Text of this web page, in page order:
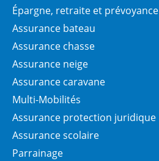
Épargne, retraite et prévoyance
Assurance bateau
Assurance chasse
Assurance neige
Assurance caravane
Multi-Mobilités
Assurance protection juridique
Assurance scolaire
Parrainage